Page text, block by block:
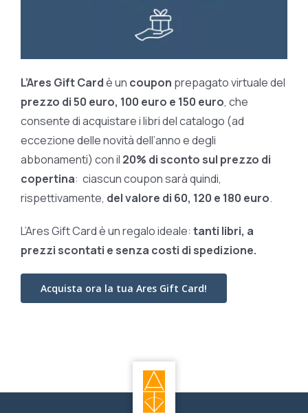
L’Ares Gift Cardè un coupon prepagato virtuale del
prezzo di 50 euro, 100 euro e 150 euro, che
consente di acquistare i libri del catalogo (ad
eccezione delle novità dell’anno e degli
abbonamenti) con il 20% di sconto sul prezzo di
copertina: ciascun coupon sarà quindi,
rispettivamente, del valore di 60, 120 e 180 euro.
L’Ares Gift Card è un regalo ideale: tanti libri, a
prezzi scontati e senza costi di spedizione.
Acquista ora la tua Ares Gift Card!